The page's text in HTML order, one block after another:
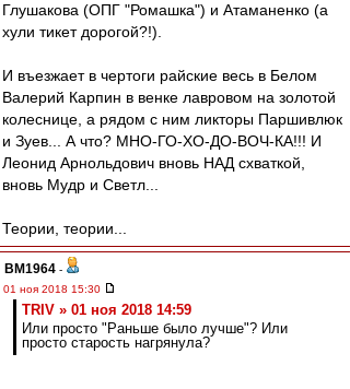
Глушакова (ОПГ "Ромашка") и Атаманенко (а
хули тикет дорогой?!).
И въезжает в чертоги райские весь в Белом
Валерий Карпин в венке лавровом на золотой
колеснице, а рядом с ним ликторы Паршивлюк
и Зуев... А что? МНО-ГО-ХО-ДО-ВОЧ-КА!!! И
Леонид Арнольдович вновь НАД схваткой,
вновь Мудр и Светл...
Теории, теории...
BM1964 -
01 ноя 2018 15:30
TRIV » 01 ноя 2018 14:59
Или просто "Раньше было лучше"? Или
просто старость нагрянула?